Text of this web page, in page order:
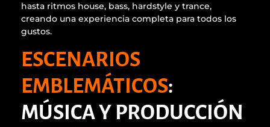
hasta ritmos house, bass, hardstyle y trance,
creando una experiencia completa para todos los
gustos.
ESCENARIOS
EMBLEMÁTICOS:
MÚSICA Y PRODUCCIÓN